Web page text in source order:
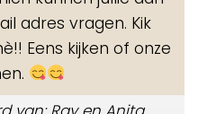
adres vragen. Kik
Eens kijken of onze